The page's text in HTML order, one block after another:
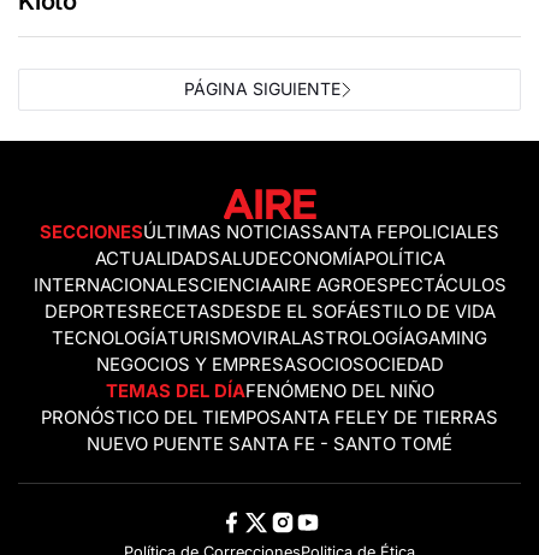
PÁGINA SIGUIENTE
SECCIONESÚLTIMAS NOTICIASSANTA FEPOLICIALES
ACTUALIDADSALUDECONOMÍAPOLÍTICA
INTERNACIONALESCIENCIAAIRE AGROESPECTÁCULOS
DEPORTESRECETASDESDE EL SOFÁESTILO DE VIDA
TECNOLOGÍATURISMOVIRALASTROLOGÍAGAMING
NEGOCIOS Y EMPRESASOCIOSOCIEDAD
TEMAS DEL DÍAFENÓMENO DEL NIÑO
PRONÓSTICO DEL TIEMPOSANTA FELEY DE TIERRAS
NUEVO PUENTE SANTA FE - SANTO TOMÉ